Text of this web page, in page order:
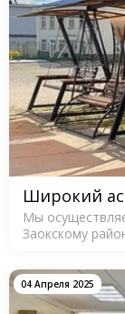
Широкий
Мы
Заокскому
04 Апреля 2025